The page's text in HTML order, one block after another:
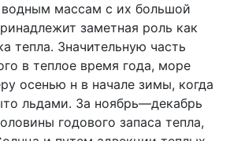
водным массам с их большой
заметная роль как
тепла. Значительную часть
в теплое время года, море
осенью н в начале зимы, когда
льдами. За ноябрь—декабрь
годового запаса тепла,